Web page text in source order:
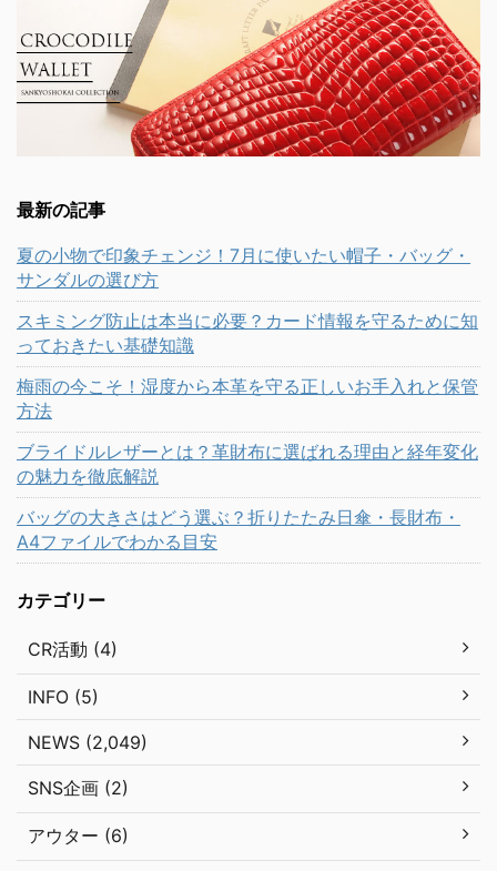
最新の記事
夏の小物で印象チェンジ！7月に使いたい帽子・バッグ・
サンダルの選び方
スキミング防止は本当に必要？カード情報を守るために知
っておきたい基礎知識
梅雨の今こそ！湿度から本革を守る正しいお手入れと保管
方法
ブライドルレザーとは？革財布に選ばれる理由と経年変化
の魅力を徹底解説
バッグの大きさはどう選ぶ？折りたたみ日傘・長財布・
A4ファイルでわかる目安
カテゴリー
CR活動 (4)
INFO (5)
NEWS (2,049)
SNS企画 (2)
アウター (6)